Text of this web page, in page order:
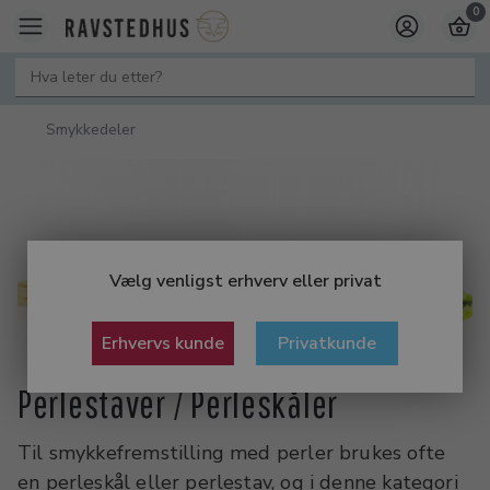
Vælg venligst erhverv eller privat
Erhvervs kunde Privatkunde
0
Smykkedeler
Perlestaver / Perleskåler
Til smykkefremstilling med perler brukes ofte
en perleskål eller perlestav, og i denne kategori